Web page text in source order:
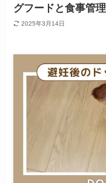
グフードと食事管理
2025年3月14日